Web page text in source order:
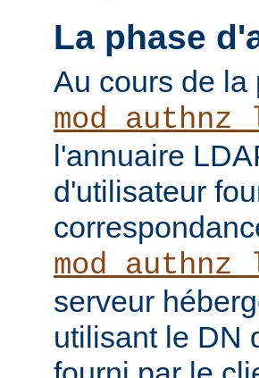
La phase
Au cours de la
l'annuaire
d'utilisateur
serveur
utilisant le DN